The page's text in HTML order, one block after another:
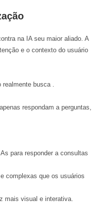
na IA seu maior aliado. A
e o contexto do usuário
realmente busca .
respondam a perguntas,
para responder a consultas
complexas que os usuários
mais visual e interativa.